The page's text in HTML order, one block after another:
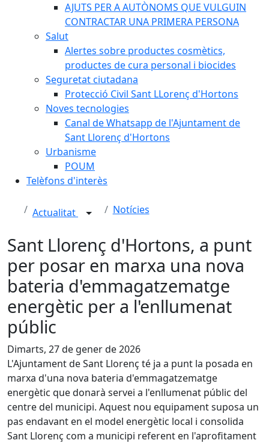
AJUTS PER A AUTÒNOMS QUE VULGUIN
CONTRACTAR UNA PRIMERA PERSONA
Salut
Alertes sobre productes cosmètics,
productes de cura personal i biocides
Seguretat ciutadana
Protecció Civil Sant LLorenç d'Hortons
Noves tecnologies
Canal de Whatsapp de l'Ajuntament de
Sant Llorenç d'Hortons
Urbanisme
POUM
Telèfons d'interès
Actualitat Notícies
Sant Llorenç d'Hortons, a punt
per posar en marxa una nova
bateria d'emmagatzematge
energètic per a l'enllumenat
públic
Dimarts, 27 de gener de 2026
L'Ajuntament de Sant Llorenç té ja a punt la posada en
marxa d'una nova bateria d'emmagatzematge
energètic que donarà servei a l'enllumenat públic del
centre del municipi. Aquest nou equipament suposa un
pas endavant en el model energètic local i consolida
Sant Llorenç com a municipi referent en l'aprofitament